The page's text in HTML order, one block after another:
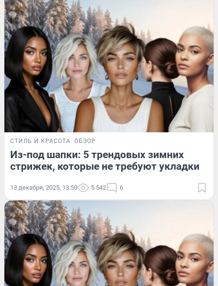
СТИЛЬ И КРАСОТА ОБЗОР
Из-под шапки: 5 трендовых зимних
стрижек, которые не требуют укладки
13 декабря, 2025, 13:50 5 542 6